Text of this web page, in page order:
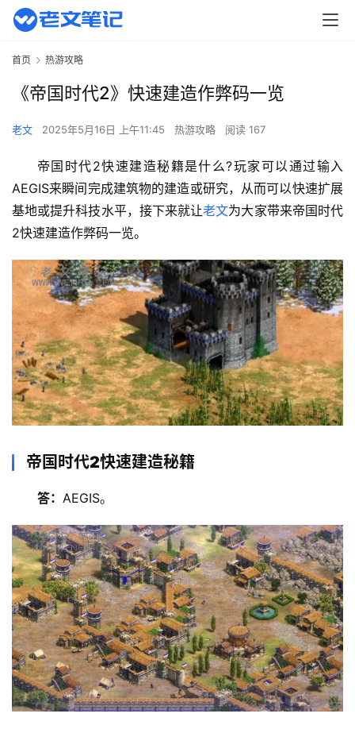
首页 热游攻略
《帝国时代2》快速建造作弊码一览
老文 2025年5月16日 上午11:45 热游攻略 阅读 167
帝国时代2快速建造秘籍是什么?玩家可以通过输入
AEGIS来瞬间完成建筑物的建造或研究，从而可以快速扩展
基地或提升科技水平，接下来就让老文为大家带来帝国时代
2快速建造作弊码一览。
帝国时代2快速建造秘籍
答： AEGIS。